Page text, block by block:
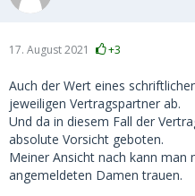
17. August 2021 +3
Auch der Wert eines
jeweiligen Vertragspartner ab.
Und da in diesem Fall der
absolute Vorsicht geboten.
Meiner Ansicht nach kann man
angemeldeten Damen trauen.